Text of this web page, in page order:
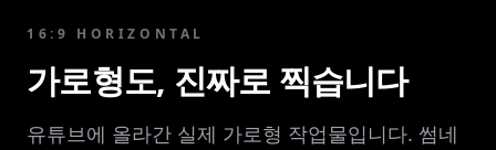
16:9 HORIZONTAL
가로형도, 진짜로 찍습니다
유튜브에 올라간 실제 가로형 작업물입니다. 썸네